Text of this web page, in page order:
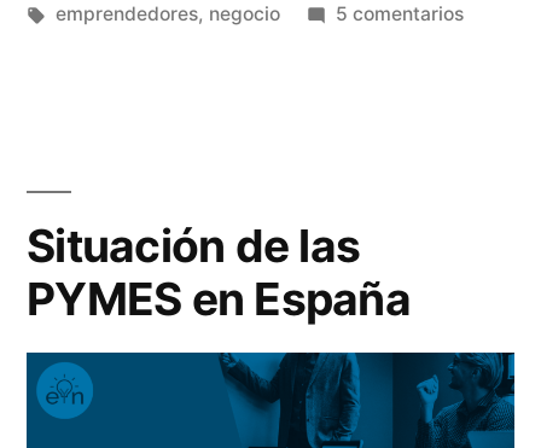
en
Etiquetas:
emprendedores, negocio 5 comentariosen
Situación de las
PYMES en España